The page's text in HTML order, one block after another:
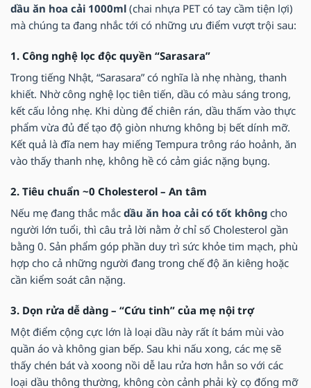
dầu ăn hoa cải 1000ml (chai nhựa PET có tay cầm tiện lợi)
mà chúng ta đang nhắc tới có những ưu điểm vượt trội sau:
1. Công nghệ lọc độc quyền “Sarasara”
Trong tiếng Nhật, “Sarasara” có nghĩa là nhẹ nhàng, thanh
khiết. Nhờ công nghệ lọc tiên tiến, dầu có màu sáng trong,
kết cấu lỏng nhẹ. Khi dùng để chiên rán, dầu thấm vào thực
phẩm vừa đủ để tạo độ giòn nhưng không bị bết dính mỡ.
Kết quả là đĩa nem hay miếng Tempura trông ráo hoảnh, ăn
vào thấy thanh nhẹ, không hề có cảm giác nặng bụng.
2. Tiêu chuẩn ~0 Cholesterol – An tâm
Nếu mẹ đang thắc mắc dầu ăn hoa cải có tốt không cho
người lớn tuổi, thì câu trả lời nằm ở chỉ số Cholesterol gần
bằng 0. Sản phẩm góp phần duy trì sức khỏe tim mạch, phù
hợp cho cả những người đang trong chế độ ăn kiêng hoặc
cần kiểm soát cân nặng.
3. Dọn rửa dễ dàng – “Cứu tinh” của mẹ nội trợ
Một điểm cộng cực lớn là loại dầu này rất ít bám mùi vào
quần áo và không gian bếp. Sau khi nấu xong, các mẹ sẽ
thấy chén bát và xoong nồi dễ lau rửa hơn hẳn so với các
loại dầu thông thường, không còn cảnh phải kỳ cọ đống mỡ